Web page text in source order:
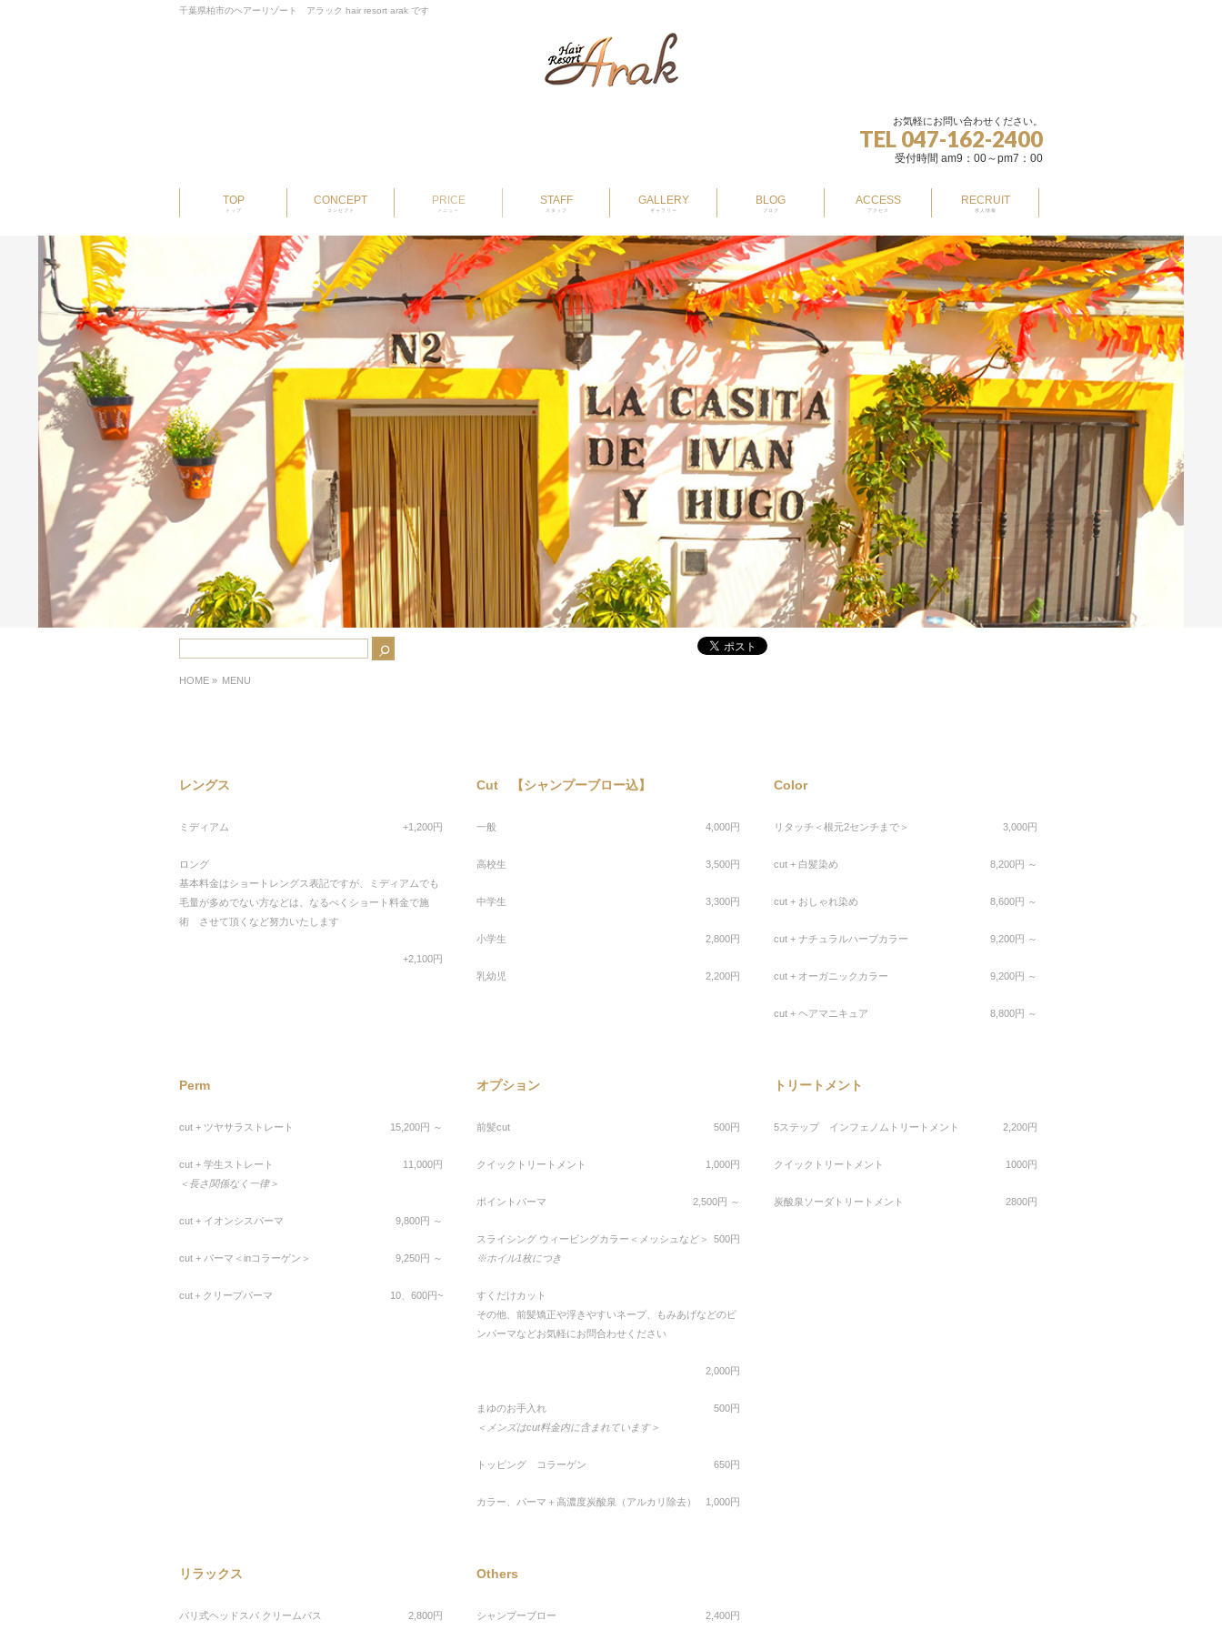
千葉県柏市のヘアーリゾート アラック hair resort arak です
お気軽にお問い合わせください。
TEL 047-162-2400
受付時間 am9：00～pm7：00
TOP
トップ
CONCEPT
コンセプト
PRICE
メニュー
STAFF
スタッフ
GALLERY
ギャラリー
BLOG
ブログ
ACCESS
アクセス
RECRUIT
求人情報
HOME » MENU
レングス
ミディアム +1,200円
ロング
基本料金はショートレングス表記ですが、ミディアムでも
毛量が多めでない方などは、なるべくショート料金で施
術 させて頂くなど努力いたします
+2,100円
Cut 【シャンプーブロー込】
一般 4,000円
高校生 3,500円
中学生 3,300円
小学生 2,800円
乳幼児 2,200円
Color
リタッチ＜根元2センチまで＞ 3,000円
cut + 白髪染め 8,200円 ～
cut + おしゃれ染め 8,600円 ～
cut + ナチュラルハーブカラー 9,200円 ～
cut + オーガニックカラー 9,200円 ～
cut + ヘアマニキュア 8,800円 ～
Perm
cut + ツヤサラストレート 15,200円 ～
cut + 学生ストレート
＜長さ関係なく一律＞
11,000円
cut + イオンシスパーマ 9,800円 ～
cut + パーマ＜inコラーゲン＞ 9,250円 ～
cut＋クリープパーマ 10、600円~
オプション
前髪cut 500円
クイックトリートメント 1,000円
ポイントパーマ 2,500円 ～
スライシング ウィービングカラー＜メッシュなど＞
※ホイル1枚につき
500円
すくだけカット
その他、前髪矯正や浮きやすいネープ、もみあげなどのピ
ンパーマなどお気軽にお問合わせください
2,000円
まゆのお手入れ
＜メンズはcut料金内に含まれています＞
500円
トッピング コラーゲン 650円
カラー、パーマ＋高濃度炭酸泉（アルカリ除去） 1,000円
トリートメント
5ステップ インフェノムトリートメント 2,200円
クイックトリートメント 1000円
炭酸泉ソーダトリートメント 2800円
リラックス
バリ式ヘッドスパ クリームバス 2,800円
Others
シャンプーブロー 2,400円